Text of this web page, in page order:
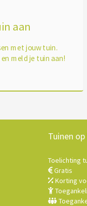
aan
met jouw tuin.
meld je tuin aan!
Tuinen
Toelichting
Gratis
Korting